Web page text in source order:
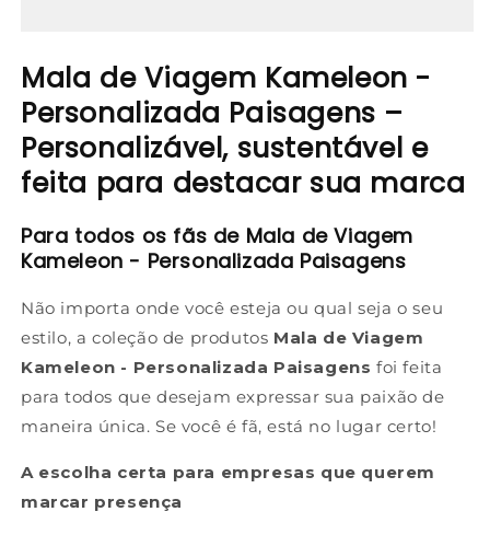
Mala de Viagem Kameleon -
Personalizada Paisagens –
Personalizável, sustentável e
feita para destacar sua marca
Para todos os fãs de Mala de Viagem
Kameleon - Personalizada Paisagens
Não importa onde você esteja ou qual seja o seu
estilo, a coleção de produtos Mala de Viagem
Kameleon - Personalizada Paisagens foi feita
para todos que desejam expressar sua paixão de
maneira única. Se você é fã, está no lugar certo!
A escolha certa para empresas que querem
marcar presença